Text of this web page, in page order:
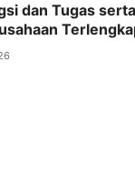
dan Tugas